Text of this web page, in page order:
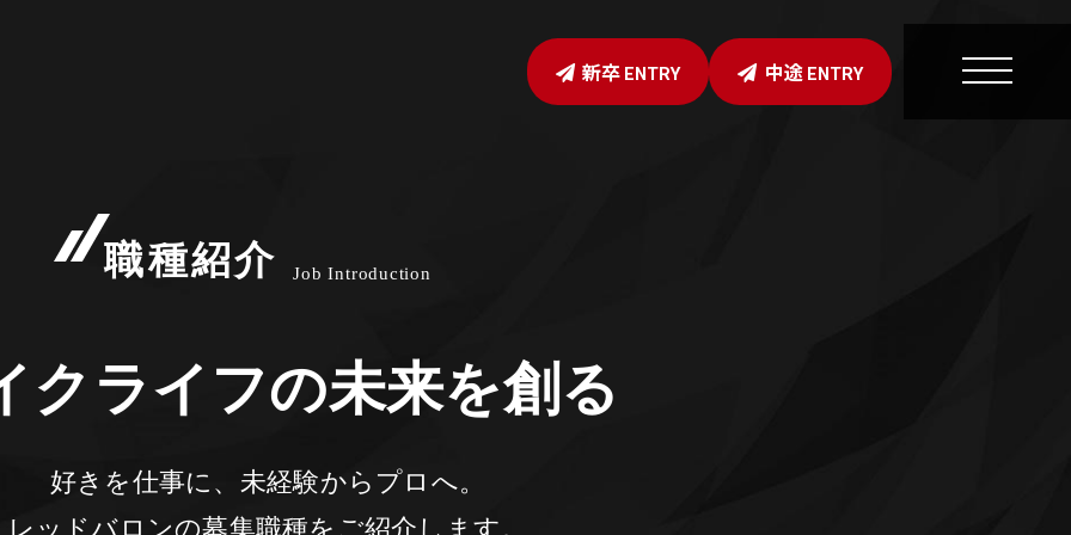
職種紹介 Job Introduction
クライフの未来を創る
好きを仕事に、未経験からプロへ。
レッドバロンの募集職種をご紹介します。
新卒 ENTRY 中途 ENTRY